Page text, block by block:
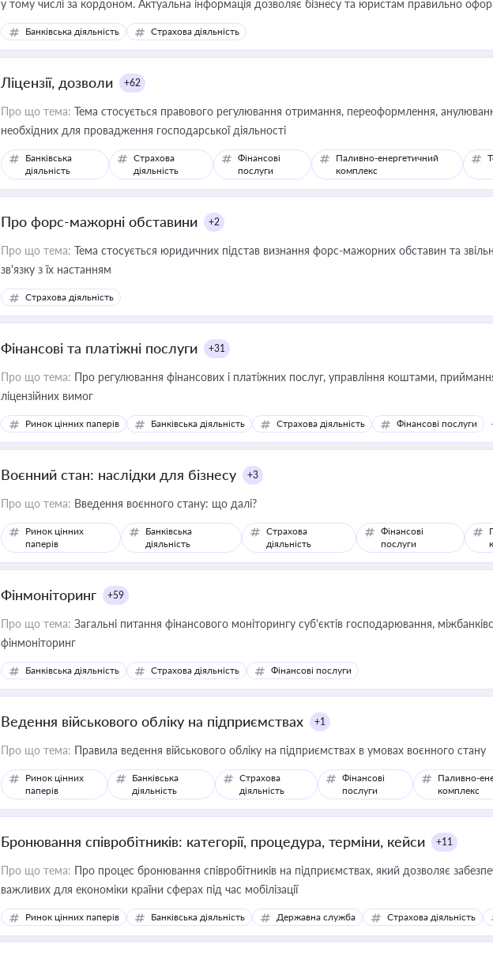
у тому числі за кордоном. Актуальна інформація дозволяє бізнесу та юристам правильно
ризиків недійсності та забезпечувати їх належне прийняття органами влади та контрагентами
Банківська діяльність Страхова діяльність
Ліцензії, дозволи +62
Про що тема: Тема стосується правового регулювання отримання, переоформлення,
необхідних для провадження господарської діяльності
Банківська
діяльність
Страхова
діяльність
Фінансові
послуги
Паливно-енергетичний
комплекс
Про форс-мажорні обставини +2
Про що тема: Тема стосується юридичних підстав визнання форс-мажорних обставин та
зв'язку з їх настанням
Страхова діяльність
Фінансові та платіжні послуги +31
Про що тема: Про регулювання фінансових і платіжних послуг, управління коштами, приймання платежів та дотримання
ліцензійних вимог
Ринок цінних паперів Банківська діяльність Страхова діяльність Фінансові послуги
Воєнний стан: наслідки для бізнесу +3
Про що тема: Введення воєнного стану: що далі?
Ринок цінних
паперів
Банківська
діяльність
Страхова
діяльність
Фінансові
послуги
Фінмоніторинг +59
Про що тема: Загальні питання фінансового моніторингу суб'єктів господарювання,
фінмоніторинг
Банківська діяльність Страхова діяльність Фінансові послуги
Ведення військового обліку на підприємствах +1
Про що тема: Правила ведення військового обліку на підприємствах в умовах воєнного стану
Ринок цінних
паперів
Банківська
діяльність
Страхова
діяльність
Фінансові
послуги
Паливно-
комплекс
Бронювання співробітників: категорії, процедура, терміни, кейси +11
Про що тема: Про процес бронювання співробітників на підприємствах, який дозволяє
важливих для економіки країни сферах під час мобілізації
Ринок цінних паперів Банківська діяльність Державна служба Страхова діяльність